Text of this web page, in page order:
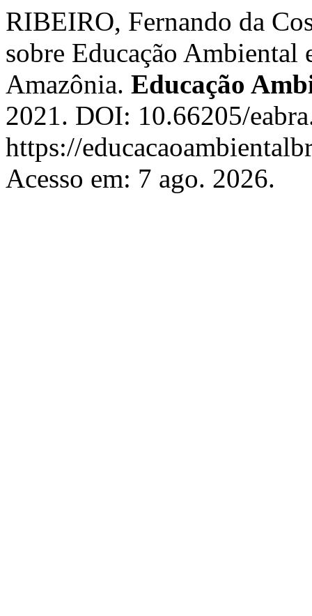
RIBEIRO, Fernando da
sobre Educação Ambiental
Amazônia. Educação
2021. DOI: 10.66205/
https://
Acesso em: 7 ago. 2026.